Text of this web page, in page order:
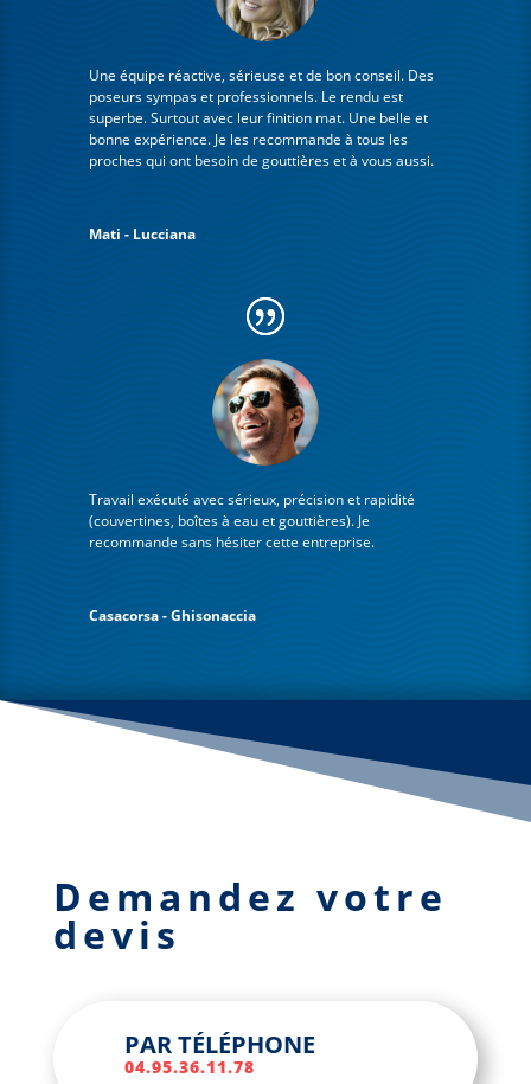
Une équipe réactive, sérieuse et de bon conseil. Des
poseurs sympas et professionnels. Le rendu est
superbe. Surtout avec leur finition mat. Une belle et
bonne expérience. Je les recommande à tous les
proches qui ont besoin de gouttières et à vous aussi.
Mati - Lucciana
Travail exécuté avec sérieux, précision et rapidité
(couvertines, boîtes à eau et gouttières). Je
recommande sans hésiter cette entreprise.
Casacorsa - Ghisonaccia
Demandez votre
devis
PAR TÉLÉPHONE
04.95.36.11.78